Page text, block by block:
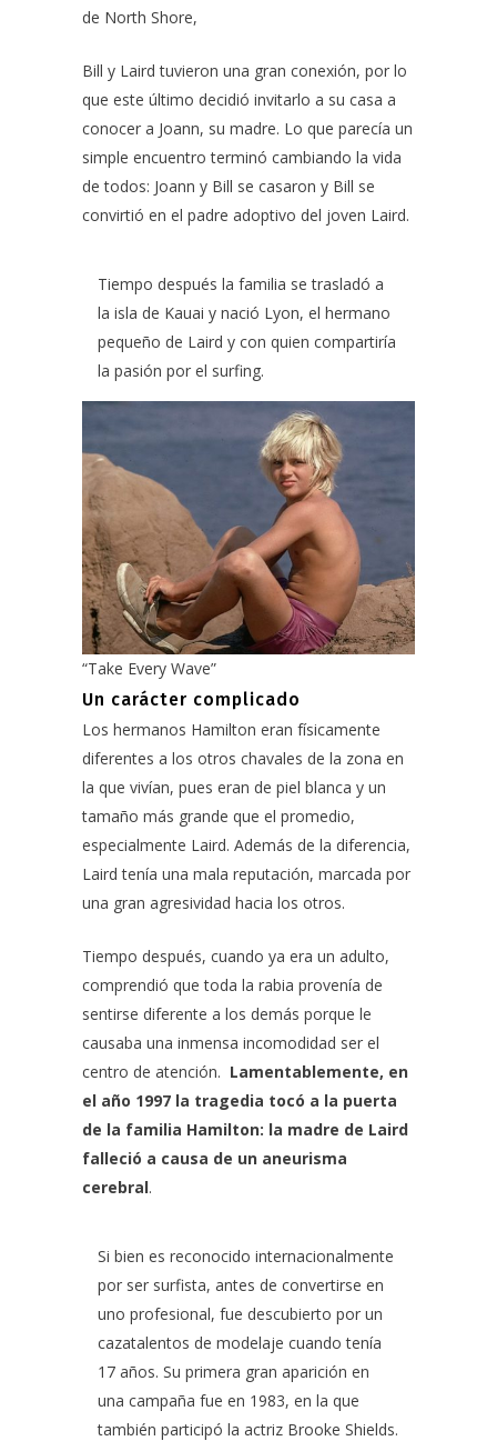
de North Shore,
Bill y Laird tuvieron una gran conexión, por lo
que este último decidió invitarlo a su casa a
conocer a Joann, su madre. Lo que parecía un
simple encuentro terminó cambiando la vida
de todos: Joann y Bill se casaron y Bill se
convirtió en el padre adoptivo del joven Laird.
Tiempo después la familia se trasladó a
la isla de Kauai y nació Lyon, el hermano
pequeño de Laird y con quien compartiría
la pasión por el surfing.
“Take Every Wave”
Un carácter complicado
Los hermanos Hamilton eran físicamente
diferentes a los otros chavales de la zona en
la que vivían, pues eran de piel blanca y un
tamaño más grande que el promedio,
especialmente Laird. Además de la diferencia,
Laird tenía una mala reputación, marcada por
una gran agresividad hacia los otros.
Tiempo después, cuando ya era un adulto,
comprendió que toda la rabia provenía de
sentirse diferente a los demás porque le
causaba una inmensa incomodidad ser el
centro de atención. Lamentablemente, en
el año 1997 la tragedia tocó a la puerta
de la familia Hamilton: la madre de Laird
falleció a causa de un aneurisma
cerebral.
Si bien es reconocido internacionalmente
por ser surfista, antes de convertirse en
uno profesional, fue descubierto por un
cazatalentos de modelaje cuando tenía
17 años. Su primera gran aparición en
una campaña fue en 1983, en la que
también participó la actriz Brooke Shields.